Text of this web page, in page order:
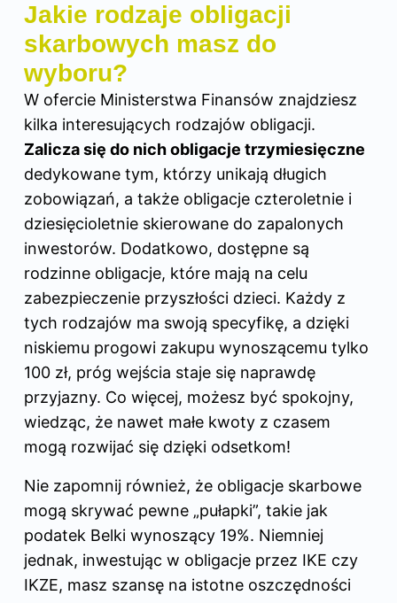
Jakie rodzaje obligacji
skarbowych masz do
wyboru?
W ofercie Ministerstwa Finansów znajdziesz
kilka interesujących rodzajów obligacji.
Zalicza się do nich obligacje trzymiesięczne
dedykowane tym, którzy unikają długich
zobowiązań, a także obligacje czteroletnie i
dziesięcioletnie skierowane do zapalonych
inwestorów. Dodatkowo, dostępne są
rodzinne obligacje, które mają na celu
zabezpieczenie przyszłości dzieci. Każdy z
tych rodzajów ma swoją specyfikę, a dzięki
niskiemu progowi zakupu wynoszącemu tylko
100 zł, próg wejścia staje się naprawdę
przyjazny. Co więcej, możesz być spokojny,
wiedząc, że nawet małe kwoty z czasem
mogą rozwijać się dzięki odsetkom!
Nie zapomnij również, że obligacje skarbowe
mogą skrywać pewne „pułapki”, takie jak
podatek Belki wynoszący 19%. Niemniej
jednak, inwestując w obligacje przez IKE czy
IKZE, masz szansę na istotne oszczędności